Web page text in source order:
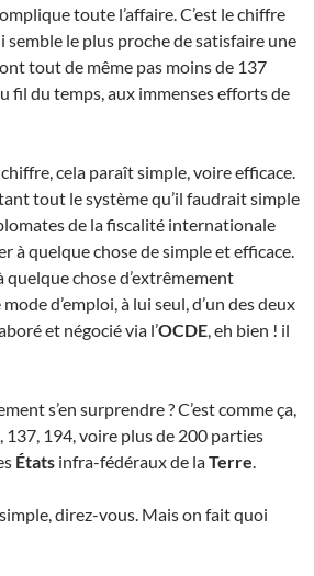
toute l’affaire. C’est le chiffre
semble le plus proche de satisfaire une
tout de même pas moins de 137
fil du temps, aux immenses efforts de
cela paraît simple, voire efficace.
tout le système qu’il faudrait simple
de la fiscalité internationale
à quelque chose de simple et efficace.
quelque chose d’extrêmement
d’emploi, à lui seul, d’un des deux
et négocié via l’OCDE, eh bien ! il
s’en surprendre ? C’est comme ça,
137, 194, voire plus de 200 parties
États infra-fédéraux de laTerre.
direz-vous. Mais on fait quoi